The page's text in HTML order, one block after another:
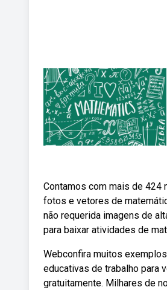
Contamos com mais de 424
fotos e vetores de
não requerida imagens de
para baixar atividades de
Webconfira muitos
educativas de trabalho para
gratuitamente. Milhares de